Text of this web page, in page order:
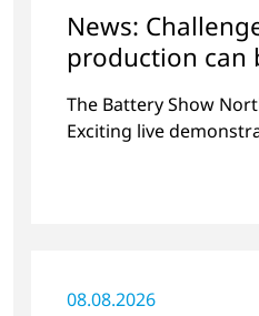
News:
production can
plasma
The Battery Show
Exciting live
battery cell
08.08.2026